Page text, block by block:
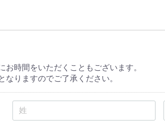
時間をいただくこともございます。
なりますのでご了承ください。